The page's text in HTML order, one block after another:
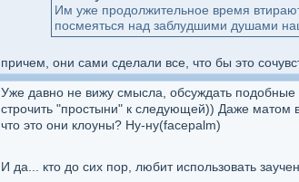
Им уже продолжительное время
посмеяться над заблудшими душами
причем, они сами сделали все, что бы это
Уже давно не вижу смысла, обсуждать подобные
строчить "простыни" к следующей)) Даже матом
что это они клоуны? Ну-ну(facepalm)
И да... кто до сих пор, любит использовать